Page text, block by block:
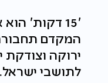
'15 דקות׳ הוא
המקדם
ירוקה וצודקת
לתושבי